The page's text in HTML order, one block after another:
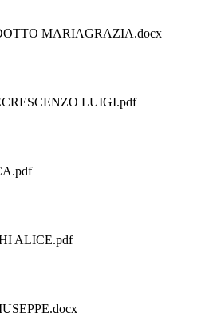
MARIAGRAZIA.docx
LUIGI.pdf
ALICE.pdf